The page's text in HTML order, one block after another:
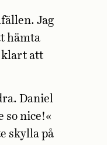
Jag
hämta
klart att
Daniel
so nice!«
skylla på